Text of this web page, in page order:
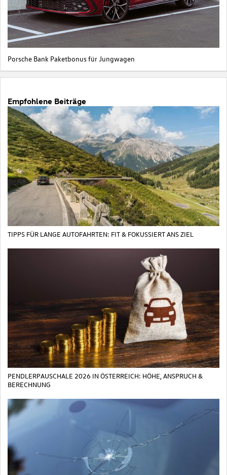
Porsche Bank Paketbonus für Jungwagen
Empfohlene Beiträge
TIPPS FÜR LANGE AUTOFAHRTEN: FIT & FOKUSSIERT ANS ZIEL
PENDLERPAUSCHALE 2026 IN ÖSTERREICH: HÖHE, ANSPRUCH &
BERECHNUNG